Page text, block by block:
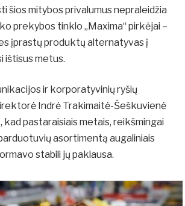
šios mitybos privalumus nepraleidžia
prekybos tinklo „Maxima“ pirkėjai –
įprastų produktų alternatyvas į
ištisus metus.
ir korporatyvinių ryšių
Indrė Trakimaitė-Šeškuvienė
kad pastaraisiais metais, reikšmingai
asortimentą augaliniais
stabili jų paklausa.